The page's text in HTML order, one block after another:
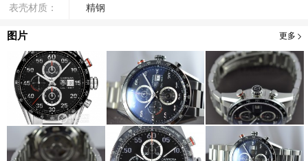
表壳材质： 精钢
图片 更多